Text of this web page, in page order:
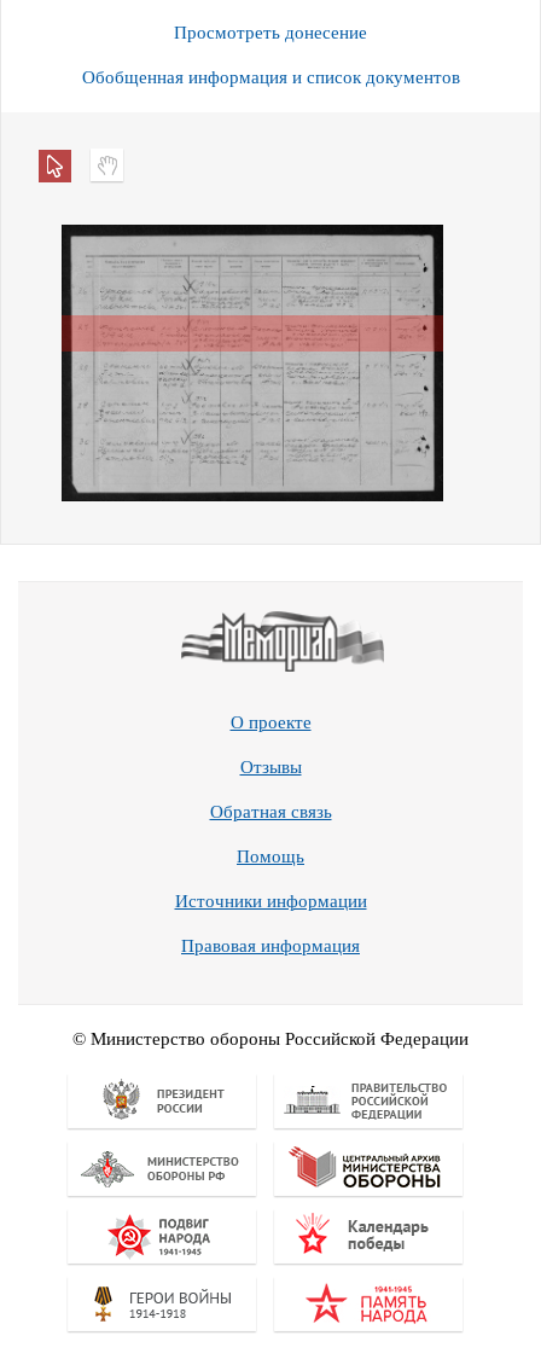
Просмотреть донесение
Обобщенная информация и список документов
О проекте
Отзывы
Обратная связь
Помощь
Источники информации
Правовая информация
© Министерство обороны Российской Федерации